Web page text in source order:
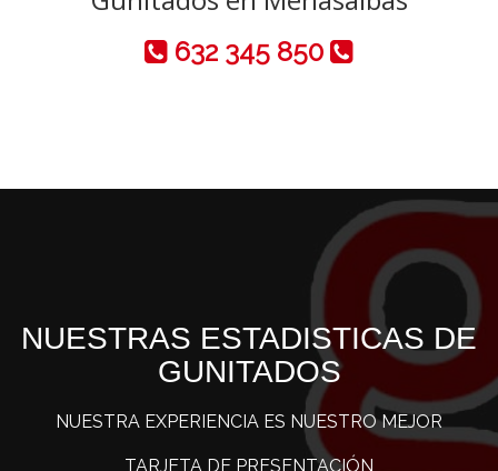
632 345 850
NUESTRAS ESTADISTICAS DE
GUNITADOS
NUESTRA EXPERIENCIA ES NUESTRO MEJOR
TARJETA DE PRESENTACIÓN